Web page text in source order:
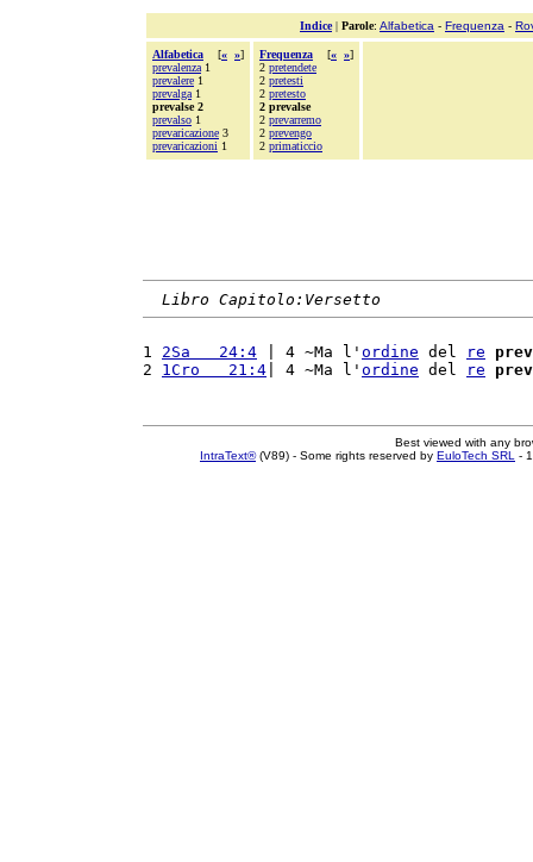
Indice| Parole: Alfabetica - Frequenza -
Alfabetica [« »]
prevalenza 1
prevalere 1
prevalga 1
prevalse 2
prevalso 1
prevaricazione 3
prevaricazioni 1
Frequenza [« »]
2 pretendete
2 pretesti
2 pretesto
2 prevalse
2 prevarremo
2 prevengo
2 primaticcio
Libro Capitolo:Versetto
1 2Sa   24:4 | 4 ~Ma l' ordine del re
2 1Cro   21:4 | 4 ~Ma l' ordine del re
Best viewed with any
IntraText®(V89) - Some rights reserved by EuloTech SRL -